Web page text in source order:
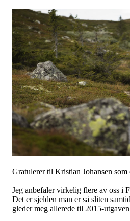
Gratulerer til Kristian Johansen
Jeg anbefaler virkelig flere av oss i
Det er sjelden man er så sliten
gleder meg allerede til 2015-